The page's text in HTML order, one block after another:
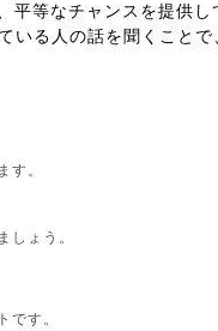
平等なチャンスを提供し
いる人の話を聞くことで
す。
しょう。
です。